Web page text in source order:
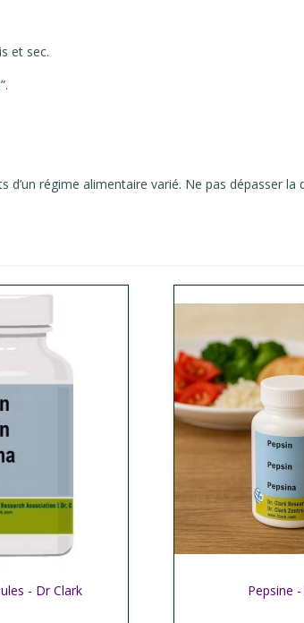
et sec.
régime alimentaire varié. Ne pas dépasser la
- Dr Clark Afficher plus
Pepsine